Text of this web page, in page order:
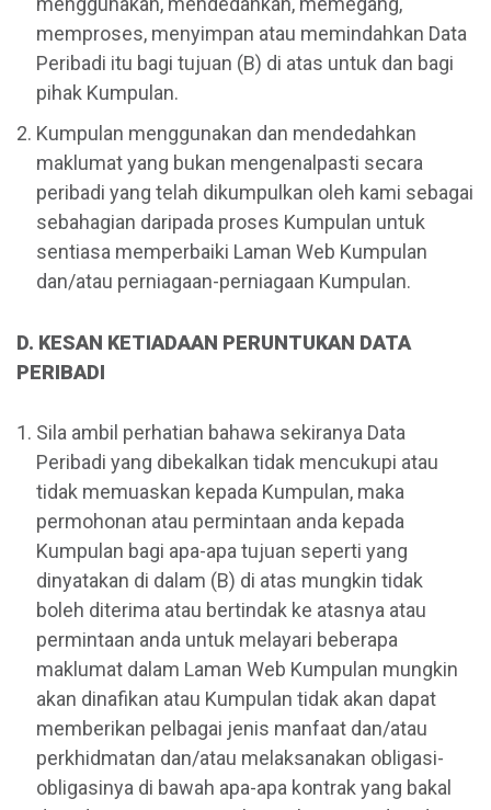
memproses, menyimpan atau memindahkan Data
Peribadi itu bagi tujuan (B) di atas untuk dan bagi
pihak Kumpulan.
Kumpulan menggunakan dan mendedahkan
maklumat yang bukan mengenalpasti secara
peribadi yang telah dikumpulkan oleh kami sebagai
sebahagian daripada proses Kumpulan untuk
sentiasa memperbaiki Laman Web Kumpulan
dan/atau perniagaan-perniagaan Kumpulan.
D. KESAN KETIADAAN PERUNTUKAN DATA
PERIBADI
Sila ambil perhatian bahawa sekiranya Data
Peribadi yang dibekalkan tidak mencukupi atau
tidak memuaskan kepada Kumpulan, maka
permohonan atau permintaan anda kepada
Kumpulan bagi apa-apa tujuan seperti yang
dinyatakan di dalam (B) di atas mungkin tidak
boleh diterima atau bertindak ke atasnya atau
permintaan anda untuk melayari beberapa
maklumat dalam Laman Web Kumpulan mungkin
akan dinafikan atau Kumpulan tidak akan dapat
memberikan pelbagai jenis manfaat dan/atau
perkhidmatan dan/atau melaksanakan obligasi-
obligasinya di bawah apa-apa kontrak yang bakal